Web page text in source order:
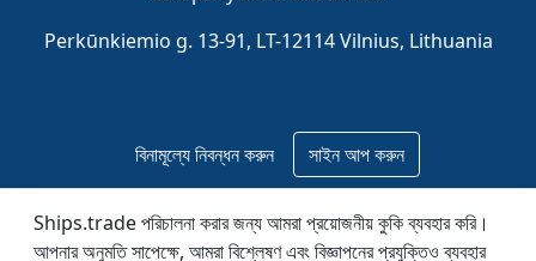
Perkūnkiemio g. 13-91, LT-12114 Vilnius, Lithuania
বিনামূল্যে নিবন্ধন করুন সাইন আপ করুন
© 2020–2026 Ships.trade. Operated byMB Unit media
Ships.trade পরিচালনা করার জন্য আমরা প্রয়োজনীয় কুকি ব্যবহার করি।
আপনার অনুমতি সাপেক্ষে, আমরা বিশ্লেষণ এবং বিজ্ঞাপনের প্রযুক্তিও ব্যবহার